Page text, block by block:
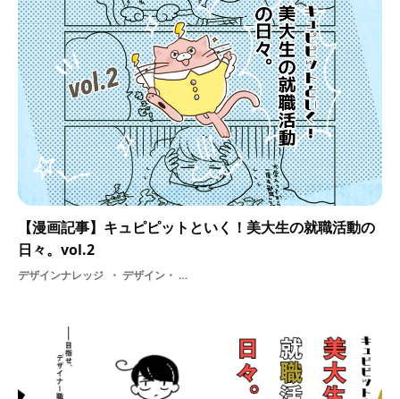
【漫画記事】キュピピットといく！美大生の就職活動の
日々。vol.2
デザインナレッジ デザイン・ 就活・ 基礎知識・ 学ぶ・ 学生・ 採用・ 教育・ 漫画・ 美大・ 就職活動の日々・ 選考